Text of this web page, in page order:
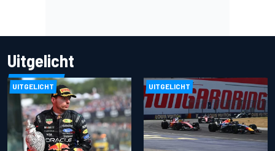
Uitgelicht
UITGELICHT UITGELICHT